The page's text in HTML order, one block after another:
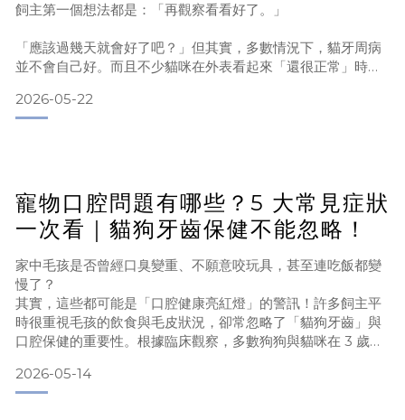
飼主第一個想法都是：「再觀察看看好了。」
「應該過幾天就會好了吧？」但其實，多數情況下，貓牙周病
並不會自己好。而且不少貓咪在外表看起來「還很正常」時，
忍耐疼痛，因此很多飼主直到貓咪牙齒鬆動、食慾下降，才發
現原來是嚴重的貓牙周病。本篇文章將帶你了解：貓牙周病會
目錄什麼是貓牙周病？貓牙周病
2026-05-22
寵物口腔問題有哪些？5 大常見症狀
一次看｜貓狗牙齒保健不能忽略！
家中毛孩是否曾經口臭變重、不願意咬玩具，甚至連吃飯都變
慢了？
其實，這些都可能是「口腔健康亮紅燈」的警訊！許多飼主平
時很重視毛孩的飲食與毛皮狀況，卻常忽略了「貓狗牙齒」與
口腔保健的重要性。根據臨床觀察，多數狗狗與貓咪在 3 歲
處理，不只會影響進食與生活品質，嚴重時甚至可能波及全身
健康。這篇文章帶你了解：
2026-05-14